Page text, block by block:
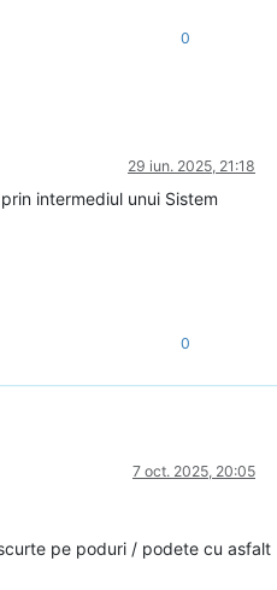
0
29 iun. 2025, 21:18
intermediul unui Sistem
0
7 oct. 2025, 20:05
pe poduri / podete cu asfalt